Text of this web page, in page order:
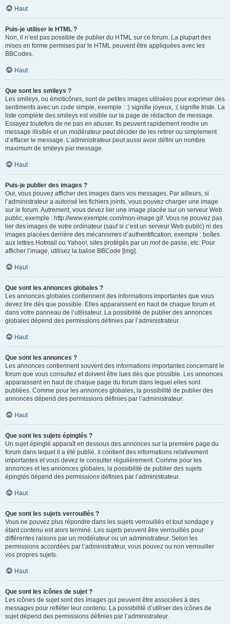
Haut
Puis-je utiliser le HTML ?
Non, il n’est pas possible de publier du HTML sur ce forum. La plupart des
mises en forme permises par le HTML peuvent être appliquées avec les
BBCodes.
Haut
Que sont les smileys ?
Les smileys, ou émoticônes, sont de petites images utilisées pour exprimer des
sentiments avec un code simple, exemple : :) signifie joyeux, :( signifie triste. La
liste complète des smileys est visible sur la page de rédaction de message.
Essayez toutefois de ne pas en abuser. Ils peuvent rapidement rendre un
message illisible et un modérateur peut décider de les retirer ou simplement
d’effacer le message. L’administrateur peut aussi avoir défini un nombre
maximum de smileys par message.
Haut
Puis-je publier des images ?
Oui, vous pouvez afficher des images dans vos messages. Par ailleurs, si
l’administrateur a autorisé les fichiers joints, vous pouvez charger une image
sur le forum. Autrement, vous devez lier une image placée sur un serveur Web
public, exemple : http://www.exemple.com/mon-image.gif. Vous ne pouvez pas
lier des images de votre ordinateur (sauf si c’est un serveur Web public) ni des
images placées derrière des mécanismes d’authentification, exemple : boîtes
aux lettres Hotmail ou Yahoo!, sites protégés par un mot de passe, etc. Pour
afficher l’image, utilisez la balise BBCode [img].
Haut
Que sont les annonces globales ?
Les annonces globales contiennent des informations importantes que vous
devez lire dès que possible. Elles apparaissent en haut de chaque forum et
dans votre panneau de l’utilisateur. La possibilité de publier des annonces
globales dépend des permissions définies par l’administrateur.
Haut
Que sont les annonces ?
Les annonces contiennent souvent des informations importantes concernant le
forum que vous consultez et doivent être lues dès que possible. Les annonces
apparaissent en haut de chaque page du forum dans lequel elles sont
publiées. Comme pour les annonces globales, la possibilité de publier des
annonces dépend des permissions définies par l’administrateur.
Haut
Que sont les sujets épinglés ?
Un sujet épinglé apparaît en dessous des annonces sur la première page du
forum dans lequel il a été publié. il contient des informations relativement
importantes et vous devez le consulter régulièrement. Comme pour les
annonces et les annonces globales, la possibilité de publier des sujets
épinglés dépend des permissions définies par l’administrateur.
Haut
Que sont les sujets verrouillés ?
Vous ne pouvez plus répondre dans les sujets verrouillés et tout sondage y
étant contenu est alors terminé. Les sujets peuvent être verrouillés pour
différentes raisons par un modérateur ou un administrateur. Selon les
permissions accordées par l’administrateur, vous pouvez ou non verrouiller
vos propres sujets.
Haut
Que sont les icônes de sujet ?
Les icônes de sujet sont des images qui peuvent être associées à des
messages pour refléter leur contenu. La possibilité d’utiliser des icônes de
sujet dépend des permissions définies par l’administrateur.